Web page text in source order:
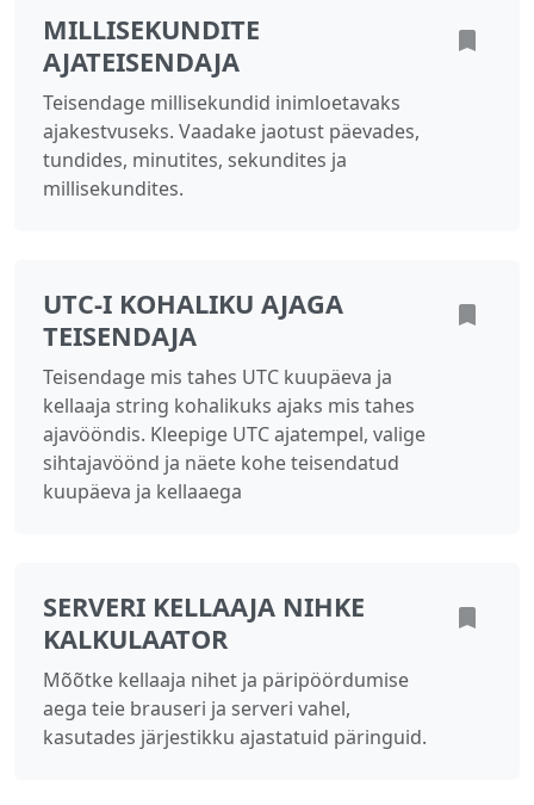
MILLISEKUNDITE
AJATEISENDAJA
Teisendage millisekundid inimloetavaks
ajakestvuseks. Vaadake jaotust päevades,
tundides, minutites, sekundites ja
millisekundites.
UTC-I KOHALIKU AJAGA
TEISENDAJA
Teisendage mis tahes UTC kuupäeva ja
kellaaja string kohalikuks ajaks mis tahes
ajavööndis. Kleepige UTC ajatempel, valige
sihtajavöönd ja näete kohe teisendatud
kuupäeva ja kellaaega
SERVERI KELLAAJA NIHKE
KALKULAATOR
Mõõtke kellaaja nihet ja päripöördumise
aega teie brauseri ja serveri vahel,
kasutades järjestikku ajastatuid päringuid.